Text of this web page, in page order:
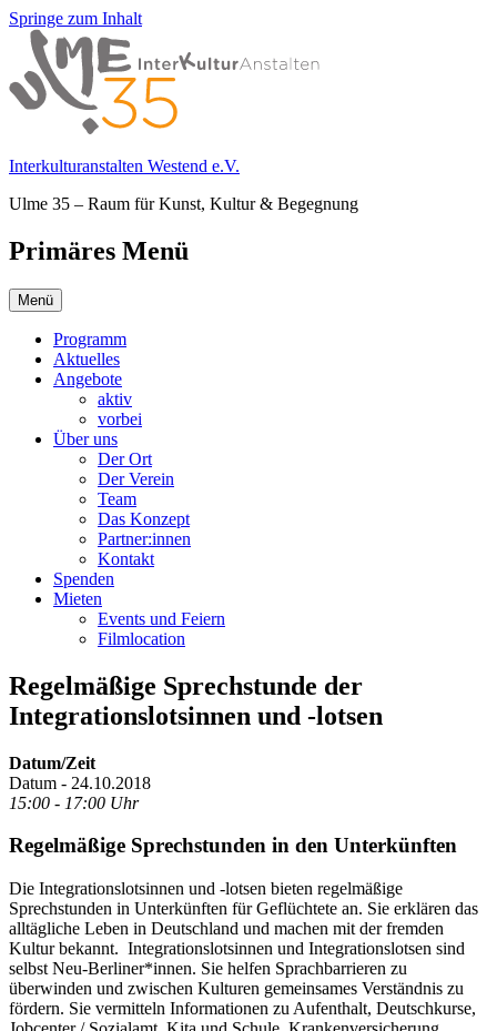
Springe zum Inhalt
Interkulturanstalten Westend e.V.
Ulme 35 – Raum für Kunst, Kultur & Begegnung
Primäres Menü
Menü
Programm
Aktuelles
Angebote
aktiv
vorbei
Über uns
Der Ort
Der Verein
Team
Das Konzept
Partner:innen
Kontakt
Spenden
Mieten
Events und Feiern
Filmlocation
Regelmäßige Sprechstunde der
Integrationslotsinnen und -lotsen
Datum/Zeit
Datum - 24.10.2018
15:00 - 17:00 Uhr
Regelmäßige Sprechstunden in den Unterkünften
Die Integrationslotsinnen und -lotsen bieten regelmäßige
Sprechstunden in Unterkünften für Geflüchtete an. Sie erklären das
alltägliche Leben in Deutschland und machen mit der fremden
Kultur bekannt. Integrationslotsinnen und Integrationslotsen sind
selbst Neu-Berliner*innen. Sie helfen Sprachbarrieren zu
überwinden und zwischen Kulturen gemeinsames Verständnis zu
fördern. Sie vermitteln Informationen zu Aufenthalt, Deutschkurse,